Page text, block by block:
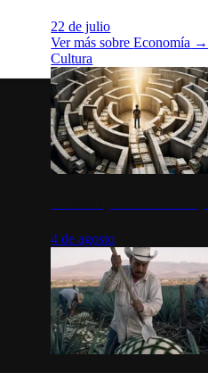
22 de julio
Ver más sobreEconomía →
Cultura
4 de agosto